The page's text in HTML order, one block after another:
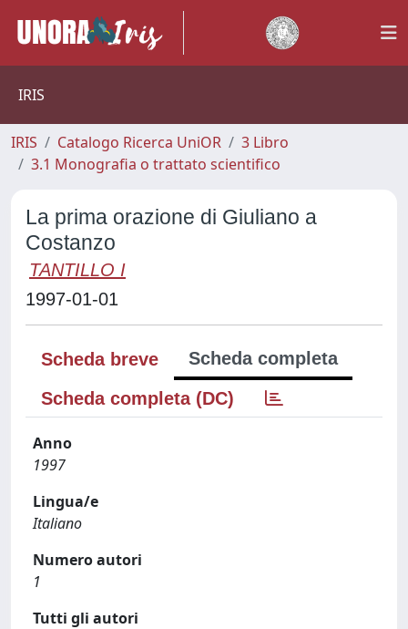
IRIS
IRIS Catalogo Ricerca UniOR
3 Libro
3.1 Monografia o trattato scientifico
La prima orazione di Giuliano a
Costanzo
TANTILLO I
1997-01-01
Scheda breve
Scheda completa
Scheda completa (DC)
Anno
1997
Lingua/e
Italiano
Numero autori
1
Tutti gli autori